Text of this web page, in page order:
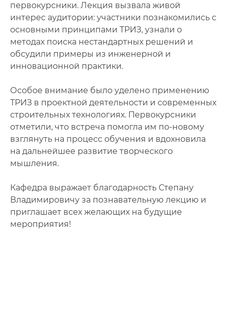
первокурсники. Лекция вызвала живой
интерес аудитории: участники познакомились с
основными принципами ТРИЗ, узнали о
методах поиска нестандартных решений и
обсудили примеры из инженерной и
инновационной практики.
Особое внимание было уделено применению
ТРИЗ в проектной деятельности и современных
строительных технологиях. Первокурсники
отметили, что встреча помогла им по-новому
взглянуть на процесс обучения и вдохновила
на дальнейшее развитие творческого
мышления.
Кафедра выражает благодарность Степану
Владимировичу за познавательную лекцию и
приглашает всех желающих на будущие
мероприятия!